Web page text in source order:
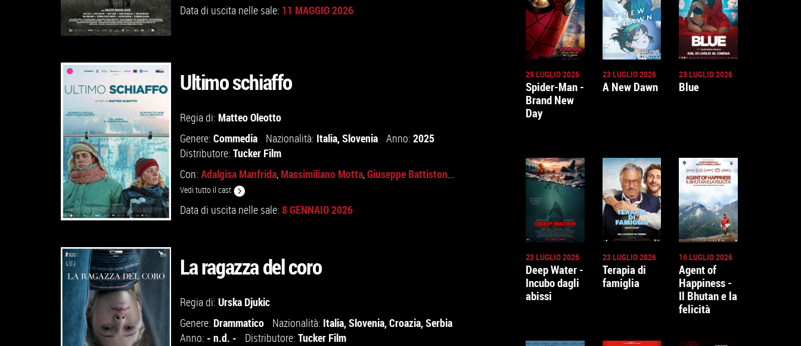
GUARDA IL TRAILER
VAI ALLA SCHEDA
Data di uscita nelle sale: 11 MAGGIO 2026
GUARDA IL TRAILER
VAI ALLA SCHEDA
Ultimo schiaffo
Regia di: Matteo Oleotto
Genere: Commedia Nazionalità: Italia,Slovenia Anno: 2025
Distributore: Tucker Film
Con: Adalgisa Manfrida, Massimiliano Motta,Giuseppe Battiston...
Vedi tutto il cast
Data di uscita nelle sale: 8 GENNAIO 2026
La ragazza del coro
Regia di: Urska Djukic
Genere: Drammatico Nazionalità: Italia,Slovenia,Croazia,Serbia
Anno: - n.d. - Distributore: Tucker Film
29 LUGLIO 2026
Spider-Man -
Brand New
Day
23 LUGLIO 2026
A New Dawn
23 LUGLIO 2026
Blue
23 LUGLIO 2026
Deep Water -
Incubo dagli
abissi
23 LUGLIO 2026
Terapia di
famiglia
16 LUGLIO 2026
Agent of
Happiness -
Il Bhutan e la
felicità